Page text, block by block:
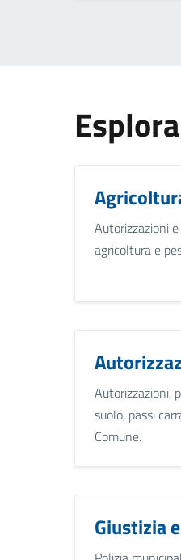
Autorizzazioni
agricoltura e
Autorizzazioni,
suolo, passi
Comune.
Giustizia